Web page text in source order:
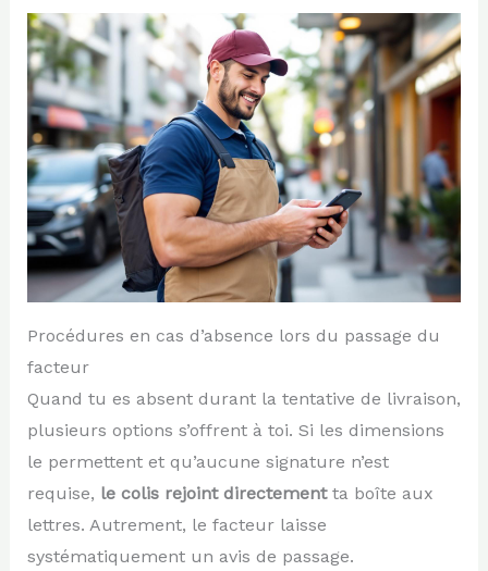
Procédures en cas d’absence lors du passage du
facteur
Quand tu es absent durant la tentative de livraison,
plusieurs options s’offrent à toi. Si les dimensions
le permettent et qu’aucune signature n’est
requise, le colis rejoint directementta boîte aux
lettres. Autrement, le facteur laisse
systématiquement un avis de passage.